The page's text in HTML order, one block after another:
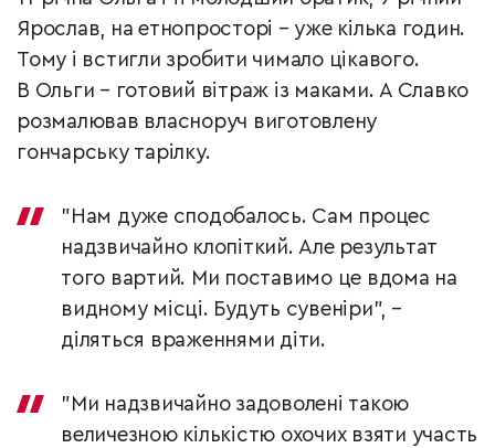
Ярослав, на етнопросторі – уже кілька годин.
Тому і встигли зробити чимало цікавого.
В Ольги – готовий вітраж із маками. А Славко
розмалював власноруч виготовлену
гончарську тарілку.
"Нам дуже сподобалось. Сам процес
надзвичайно клопіткий. Але результат
того вартий. Ми поставимо це вдома на
видному місці. Будуть сувеніри", –
діляться враженнями діти.
"Ми надзвичайно задоволені такою
величезною кількістю охочих взяти участь